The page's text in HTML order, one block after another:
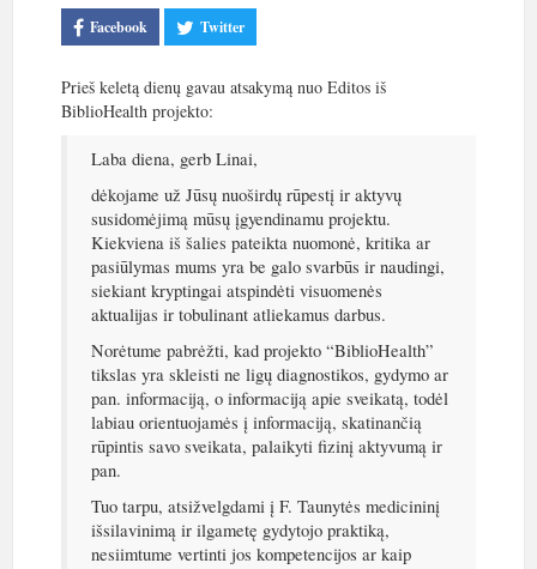
Facebook Twitter
Prieš keletą dienų gavau atsakymą nuo Editos iš
BiblioHealth projekto:
Laba diena, gerb Linai,
dėkojame už Jūsų nuoširdų rūpestį ir aktyvų
susidomėjimą mūsų įgyendinamu projektu.
Kiekviena iš šalies pateikta nuomonė, kritika ar
pasiūlymas mums yra be galo svarbūs ir naudingi,
siekiant kryptingai atspindėti visuomenės
aktualijas ir tobulinant atliekamus darbus.
Norėtume pabrėžti, kad projekto “BiblioHealth”
tikslas yra skleisti ne ligų diagnostikos, gydymo ar
pan. informaciją, o informaciją apie sveikatą, todėl
labiau orientuojamės į informaciją, skatinančią
rūpintis savo sveikata, palaikyti fizinį aktyvumą ir
pan.
Tuo tarpu, atsižvelgdami į F. Taunytės medicininį
išsilavinimą ir ilgametę gydytojo praktiką,
nesiimtume vertinti jos kompetencijos ar kaip